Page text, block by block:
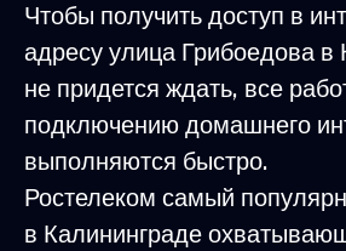
Чтобы получить доступ в
адресу улица Грибоедова в
не придется ждать, все
подключению домашнего
выполняются быстро.
Ростелеком самый
в Калининграде